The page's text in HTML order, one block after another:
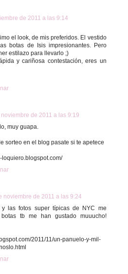
de 2011 a las 9:14
el look, de mis preferidos. El vestido
botas de Isis impresionantes. Pero
estilazo para llevarlo ;)
y cariñosa contestación, eres un
de 2011 a las 9:19
muy guapa.
sorteo en el blog pasate si te apetece
loquiero.blogspot.com/
noviembre de 2011 a las 9:24
y las fotos super típicas de NYC me
botas tb me han gustado muuucho!
2011/11/un-panuelo-y-mil-